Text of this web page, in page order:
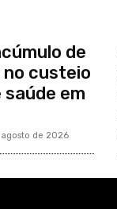
de
no custeio
em
agosto de 2026